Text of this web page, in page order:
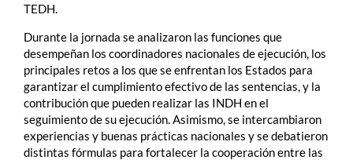
TEDH.
Durante la jornada se analizaron las funciones que
desempeñan los coordinadores nacionales de ejecución, los
principales retos a los que se enfrentan los Estados para
garantizar el cumplimiento efectivo de las sentencias, y la
contribución que pueden realizar las INDH en el
seguimiento de su ejecución. Asimismo, se intercambiaron
experiencias y buenas prácticas nacionales y se debatieron
distintas fórmulas para fortalecer la cooperación entre las